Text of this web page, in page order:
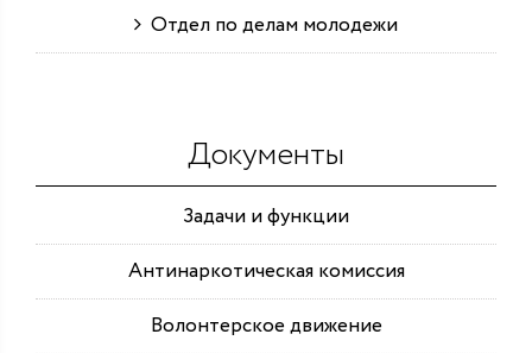
Отдел по делам молодежи
Документы
Задачи и функции
Антинаркотическая комиссия
Волонтерское движение